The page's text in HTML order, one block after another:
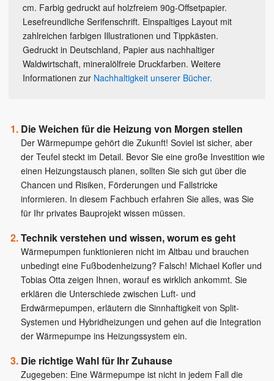
cm. Farbig gedruckt auf holzfreiem 90g-Offsetpapier.
Lesefreundliche Serifenschrift. Einspaltiges Layout mit
zahlreichen farbigen Illustrationen und Tippkästen.
Gedruckt in Deutschland, Papier aus nachhaltiger
Waldwirtschaft, mineralölfreie Druckfarben. Weitere
Informationen zur Nachhaltigkeit unserer Bücher.
Die Weichen für die Heizung von Morgen stellen
Der Wärmepumpe gehört die Zukunft! Soviel ist sicher, aber
der Teufel steckt im Detail. Bevor Sie eine große Investition wie
einen Heizungstausch planen, sollten Sie sich gut über die
Chancen und Risiken, Förderungen und Fallstricke
informieren. In diesem Fachbuch erfahren Sie alles, was Sie
für Ihr privates Bauprojekt wissen müssen.
Technik verstehen und wissen, worum es geht
Wärmepumpen funktionieren nicht im Altbau und brauchen
unbedingt eine Fußbodenheizung? Falsch! Michael Kofler und
Tobias Otta zeigen Ihnen, worauf es wirklich ankommt. Sie
erklären die Unterschiede zwischen Luft- und
Erdwärmepumpen, erläutern die Sinnhaftigkeit von Split-
Systemen und Hybridheizungen und gehen auf die Integration
der Wärmepumpe ins Heizungssystem ein.
Die richtige Wahl für Ihr Zuhause
Zugegeben: Eine Wärmepumpe ist nicht in jedem Fall die